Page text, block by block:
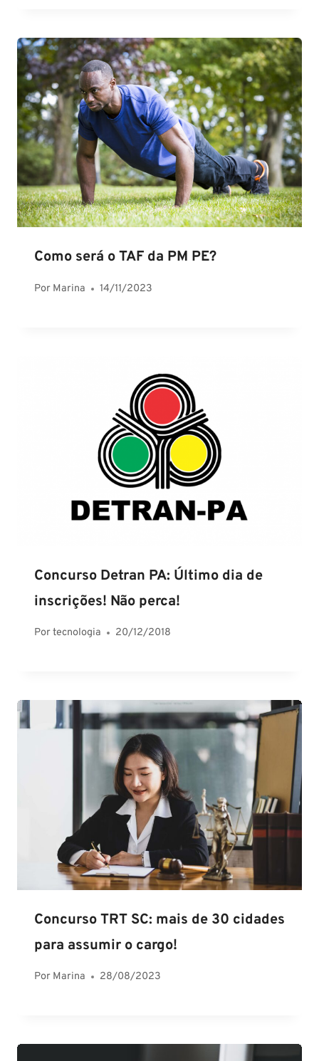
Como será o TAF da PM PE?
Por Marina 14/11/2023
Concurso Detran PA: Último dia de
inscrições! Não perca!
Portecnologia 20/12/2018
Concurso TRT SC: mais de 30 cidades
para assumir o cargo!
Por Marina 28/08/2023